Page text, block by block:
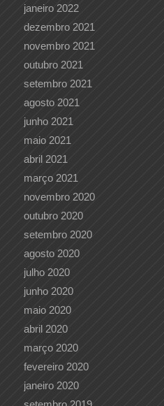
janeiro 2022
dezembro 2021
novembro 2021
outubro 2021
setembro 2021
agosto 2021
junho 2021
maio 2021
abril 2021
março 2021
novembro 2020
outubro 2020
setembro 2020
agosto 2020
julho 2020
junho 2020
maio 2020
abril 2020
março 2020
fevereiro 2020
janeiro 2020